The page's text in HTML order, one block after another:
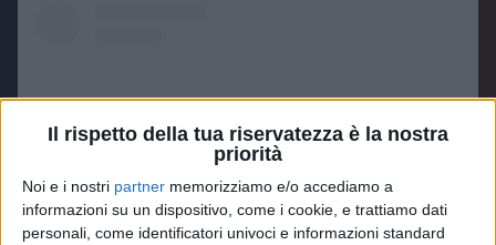
Il rispetto della tua riservatezza è la nostra
priorità
Noi e i nostri partner memorizziamo e/o accediamo a
informazioni su un dispositivo, come i cookie, e trattiamo dati
personali, come identificatori univoci e informazioni standard